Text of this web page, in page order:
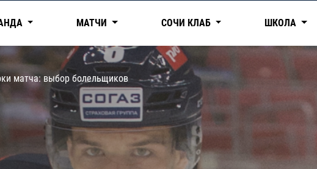
Нефтехимик
Трактор
Дивизион Чернышева
Авангард
Адмирал
КХЛ
МАТЧИ СОЧИ КЛАБ ШКОЛА
матча: выбор болельщиков